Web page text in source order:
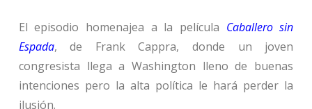
El episodio homenajea a la película Caballero sin
Espada, de Frank Cappra, donde un joven
congresista llega a Washington lleno de buenas
intenciones pero la alta política le hará perder la
ilusión.